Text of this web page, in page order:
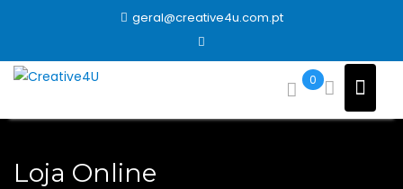
geral@creative4u.com.pt
0
Loja Online